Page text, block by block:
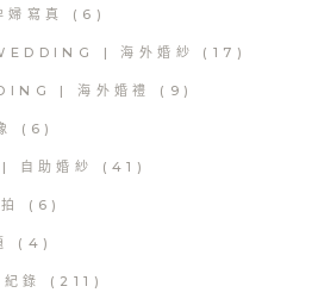
寫真 (6)
| 海外婚紗 (17)
| 海外婚禮 (9)
(6)
自助婚紗 (41)
(6)
(4)
錄 (211)